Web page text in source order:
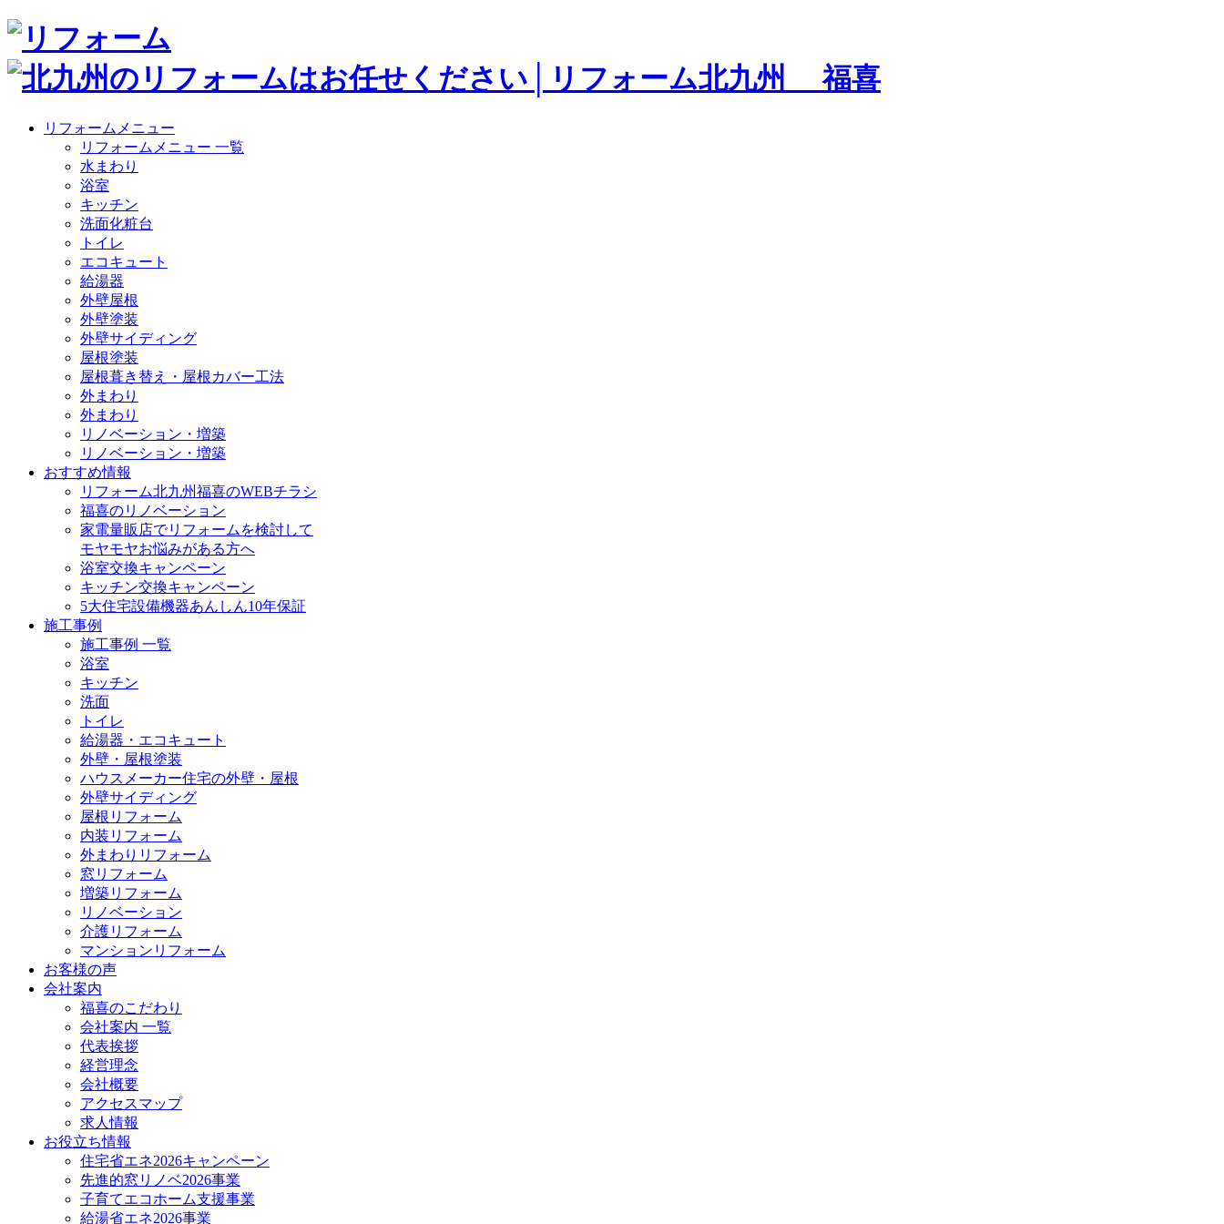
リフォームメニュー
リフォームメニュー 一覧
水まわり
浴室
キッチン
洗面化粧台
トイレ
エコキュート
給湯器
外壁屋根
外壁塗装
外壁サイディング
屋根塗装
屋根葺き替え・屋根カバー工法
外まわり
外まわり
リノベーション・増築
リノベーション・増築
おすすめ情報
リフォーム北九州福喜のWEBチラシ
福喜のリノベーション
家電量販店でリフォームを検討して
モヤモヤお悩みがある方へ
浴室交換キャンペーン
キッチン交換キャンペーン
5大住宅設備機器あんしん10年保証
施工事例
施工事例 一覧
浴室
キッチン
洗面
トイレ
給湯器・エコキュート
外壁・屋根塗装
ハウスメーカー住宅の外壁・屋根
外壁サイディング
屋根リフォーム
内装リフォーム
外まわりリフォーム
窓リフォーム
増築リフォーム
リノベーション
介護リフォーム
マンションリフォーム
お客様の声
会社案内
福喜のこだわり
会社案内 一覧
代表挨拶
経営理念
会社概要
アクセスマップ
求人情報
お役立ち情報
住宅省エネ2026キャンペーン
先進的窓リノベ2026事業
子育てエコホーム支援事業
給湯省エネ2026事業